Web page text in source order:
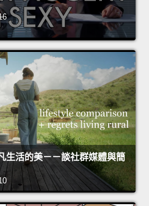
生活的美－－談社群媒體與簡